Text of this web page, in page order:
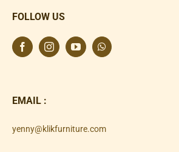
FOLLOW US
EMAIL :
yenny@klikfurniture.com